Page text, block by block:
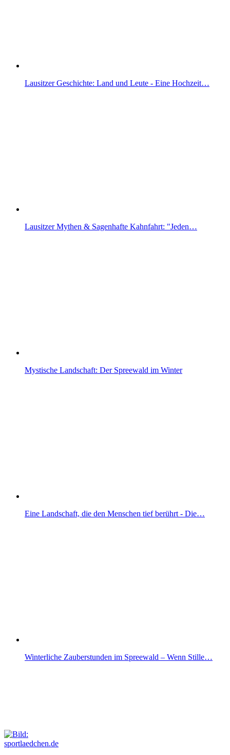
Lausitzer Geschichte: Land und Leute - Eine Hochzeit…
Lausitzer Mythen & Sagenhafte Kahnfahrt: "Jeden…
Mystische Landschaft: Der Spreewald im Winter
Eine Landschaft, die den Menschen tief berührt - Die…
Winterliche Zauberstunden im Spreewald – Wenn Stille…